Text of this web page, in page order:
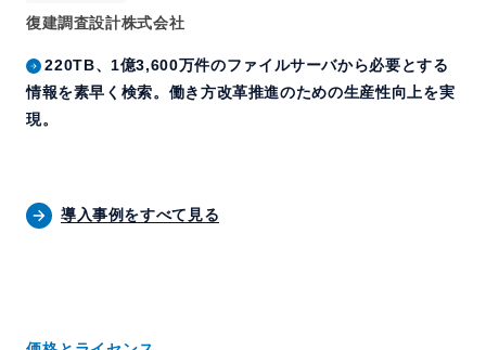
復建調査設計株式会社
220TB、1億3,600万件のファイルサーバから必要とする
情報を素早く検索。働き方改革推進のための生産性向上を実
現。
導入事例をすべて見る